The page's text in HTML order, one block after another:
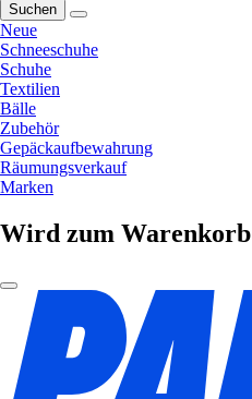
Suchen
Neue
Schneeschuhe
Schuhe
Textilien
Bälle
Zubehör
Gepäckaufbewahrung
Räumungsverkauf
Marken
Wird zum